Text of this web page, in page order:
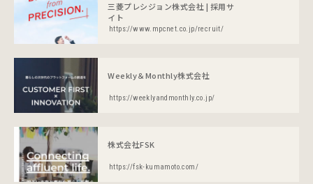
三菱プレシジョン株式会社 | 採用サ
イト
https://www.mpcnet.co.jp/recruit/
Weekly＆Monthly株式会社
https://weeklyandmonthly.co.jp/
株式会社FSK
https://fsk-kumamoto.com/